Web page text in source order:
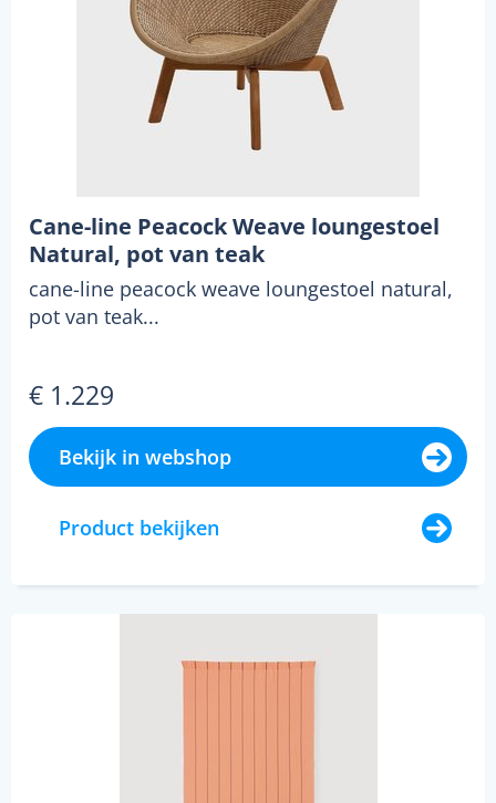
Cane-line Peacock Weave loungestoel
Natural, pot van teak
cane-line peacock weave loungestoel natural,
pot van teak...
€ 1.229
Bekijk in webshop
Product bekijken